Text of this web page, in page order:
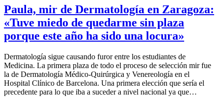
Paula, mir de Dermatología en Zaragoza:
«Tuve miedo de quedarme sin plaza
porque este año ha sido una locura»
porExamen MIR
Dermatología sigue causando furor entre los estudiantes de
Medicina. La primera plaza de todo el proceso de selección mir fue
la de Dermatología Médico-Quirúrgica y Venereología en el
Hospital Clínico de Barcelona. Una primera elección que sería el
precedente para lo que iba a suceder a nivel nacional ya que…